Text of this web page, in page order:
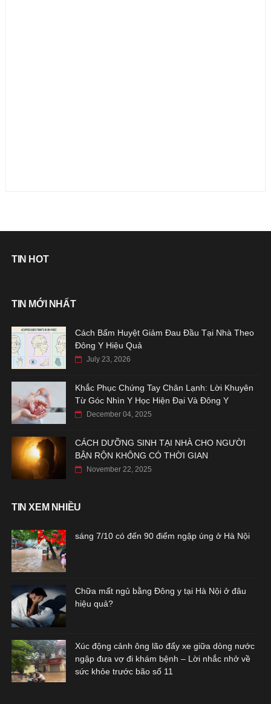
TIN HOT
TIN MỚI NHẤT
Cách Bấm Huyệt Giảm Đau Đầu Tại Nhà Theo
Đông Y Hiệu Quả
July 23, 2026
Khắc Phục Chứng Tay Chân Lạnh: Lời Khuyên
Từ Góc Nhìn Y Học Hiện Đại Và Đông Y
December 04, 2025
CÁCH DƯỠNG SINH TẠI NHÀ CHO NGƯỜI
BẬN RỘN KHÔNG CÓ THỜI GIAN
November 22, 2025
TIN XEM NHIỀU
sáng 7/10 có đến 90 điểm ngập úng ở Hà Nội
Chữa mất ngủ bằng Đông y tại Hà Nội ở đâu
hiệu quả?
Xúc động cảnh ông lão đẩy xe giữa dòng nước
ngập đưa vợ đi khám bệnh – Lời nhắc nhở về
sức khỏe trước bão số 11